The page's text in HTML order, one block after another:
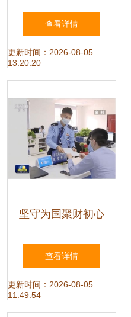
守护者》、
——'wenkub'餐具
输出方超攻略
查看详情
更新时间：2026-08-05
13:20:20
坚守为国聚财初心
提升服务发展能力
——青浦区税务局
查看详情
更新时间：2026-08-05
11:49:54